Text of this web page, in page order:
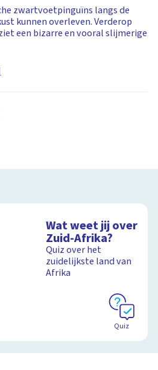
zwartvoetpinguïns langs de
kunnen overleven. Verderop
een bizarre en vooral slijmerige
Wat weet jij over
Zuid-Afrika?
Quiz over het
zuidelijkste land van
Afrika
Quiz